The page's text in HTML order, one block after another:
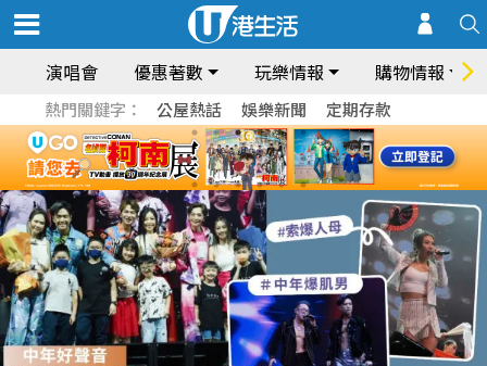
演唱會 優惠著數 玩樂情報 購物情報
熱門關鍵字： 公屋熱話 娛樂新聞 定期存款